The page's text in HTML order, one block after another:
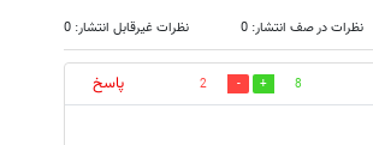
نظرات در صف انتشار: 0 نظرات غیرقابل انتشار: 0
8
2
پاسخ